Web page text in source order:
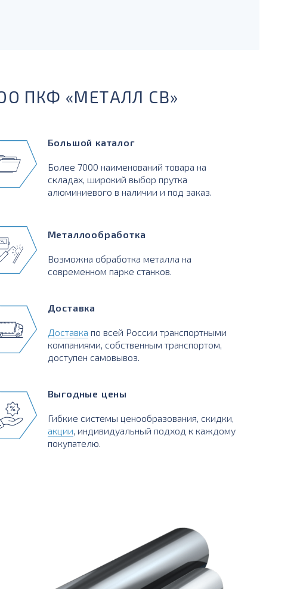
ПКФ «МЕТАЛЛ СВ»
Большой каталог
Более 7000 наименований товара на
складах, широкий выбор прутка
алюминиевого в наличии и под заказ.
Металлообработка
Возможна обработка металла на
современном парке станков.
Доставка
Доставка по всей России транспортными
компаниями, собственным транспортом,
доступен самовывоз.
Выгодные цены
Гибкие системы ценообразования, скидки,
акции, индивидуальный подход к каждому
покупателю.